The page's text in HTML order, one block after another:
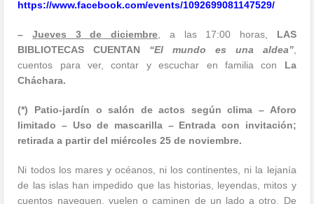
https://www.facebook.com/events/1092699081147529/
–Jueves 3 de diciembre , a las 17:00 horas, LAS
BIBLIOTECAS CUENTAN
“El mundo es una aldea”,
cuentos para ver, contar y escuchar en familia con La
Cháchara.
(*)
Patio-jardín o salón de actos según clima – Aforo
limitado – Uso de mascarilla – Entrada con invitación;
retirada a partir del miércoles 25 de noviembre.
Ni todos los mares y océanos, ni los continentes, ni la lejanía
de las islas han impedido que las historias, leyendas, mitos y
cuentos naveguen, vuelen o caminen de un lado a otro. De